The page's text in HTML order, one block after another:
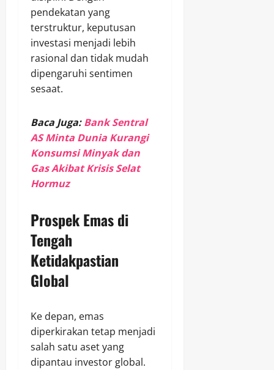
pendekatan yang
terstruktur, keputusan
investasi menjadi lebih
rasional dan tidak mudah
dipengaruhi sentimen
sesaat.
Baca Juga:Bank Sentral
AS Minta Dunia Kurangi
Konsumsi Minyak dan
Gas Akibat Krisis Selat
Hormuz
Prospek Emas di
Tengah
Ketidakpastian
Global
Ke depan, emas
diperkirakan tetap menjadi
salah satu aset yang
dipantau investor global.